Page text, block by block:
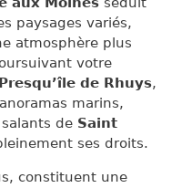
paysages variés,
atmosphère plus
votre
de Rhuys,
marins,
de Saint
ses droits.
constituent une